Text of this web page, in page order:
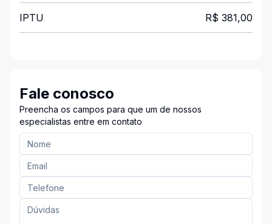
IPTU R$ 381,00
Fale conosco
Preencha os campos para que um de nossos
especialistas entre em contato